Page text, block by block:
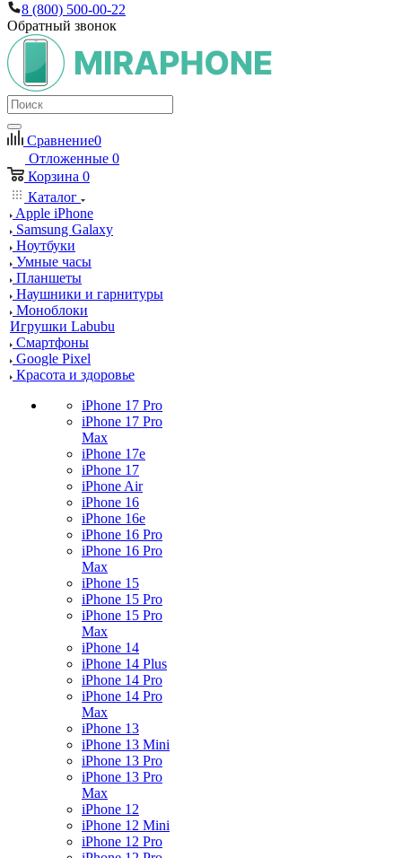
8 (800) 500-00-22
Обратный звонок
Сравнение0
Отложенные 0
Корзина 0
Каталог
Apple iPhone
Samsung Galaxy
Ноутбуки
Умные часы
Планшеты
Наушники и гарнитуры
Моноблоки
Игрушки Labubu
Смартфоны
Google Pixel
Красота и здоровье
iPhone 17 Pro
iPhone 17 Pro
Max
iPhone 17e
iPhone 17
iPhone Air
iPhone 16
iPhone 16e
iPhone 16 Pro
iPhone 16 Pro
Max
iPhone 15
iPhone 15 Pro
iPhone 15 Pro
Max
iPhone 14
iPhone 14 Plus
iPhone 14 Pro
iPhone 14 Pro
Max
iPhone 13
iPhone 13 Mini
iPhone 13 Pro
iPhone 13 Pro
Max
iPhone 12
iPhone 12 Mini
iPhone 12 Pro